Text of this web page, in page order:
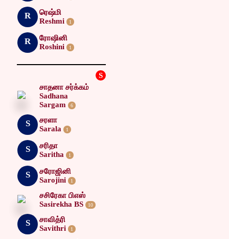
R
ரெஷ்மி
Reshmi
1
R
ரோஷினி
Roshini
1
S
சாதனா சர்க்கம்
Sadhana
Sargam
6
S
சரளா
Sarala
1
S
சரிதா
Saritha
1
S
சரோஜினி
Sarojini
1
சசிரேகா பிஎஸ்
Sasirekha BS
10
S
சாவித்ரி
Savithri
1